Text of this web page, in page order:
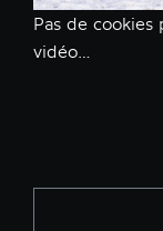
Pas de cookies
vidéo…